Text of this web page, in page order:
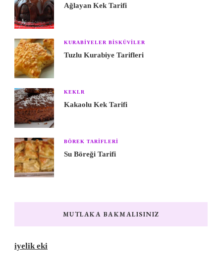
Ağlayan Kek Tarifi
KURABIYELER BISKÜVILER
Tuzlu Kurabiye Tarifleri
KEKLR
Kakaolu Kek Tarifi
BÖREK TARIFLERI
Su Böreği Tarifi
MUTLAKA BAKMALISINIZ
iyelik eki